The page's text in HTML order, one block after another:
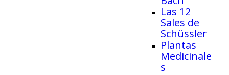
Las 12
Sales de
Schüssler
Plantas
Medicinale
s